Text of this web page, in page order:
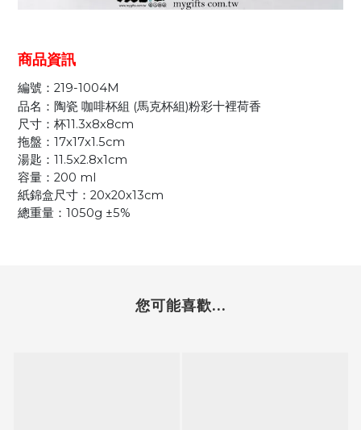
商品資訊
編號：219-1004M
品名：陶瓷 咖啡杯組 (馬克杯組)粉彩十裡荷香
尺寸：杯11.3x8x8cm
拖盤：17x17x1.5cm
湯匙：11.5x2.8x1cm
容量：200 ml
紙錦盒尺寸：20x20x13cm
總重量：1050g ±5%
您可能喜歡...